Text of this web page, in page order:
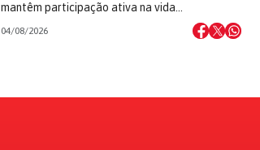
mantêm participação ativa na vida…
04/08/2026